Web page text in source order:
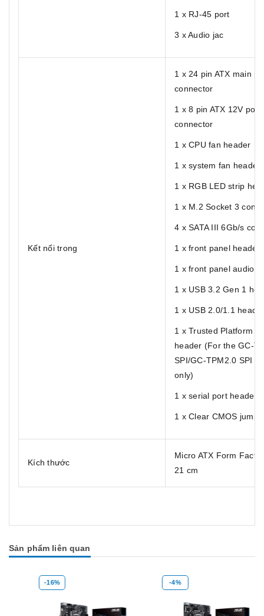
1 x RJ-45 port
3 x Audio jac
Kết nối trong
1 x 24 pin ATX main
connector
1 x 8 pin ATX 12V
connector
1 x CPU fan header
1 x system fan header
1 x RGB LED strip
1 x M.2 Socket 3
4 x SATA III 6Gb/s
1 x front panel header
1 x front panel audio
1 x USB 3.2 Gen 1
1 x USB 2.0/1.1
1 x Trusted Platform
header (For the GC-
SPI/GC-TPM2.0 SPI
only)
1 x serial port header
1 x Clear CMOS
Kích thước
Micro ATX Form
21 cm
Sản phẩm liên quan